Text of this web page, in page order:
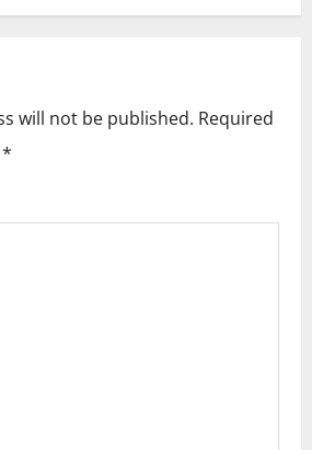
will not be published. Required
*